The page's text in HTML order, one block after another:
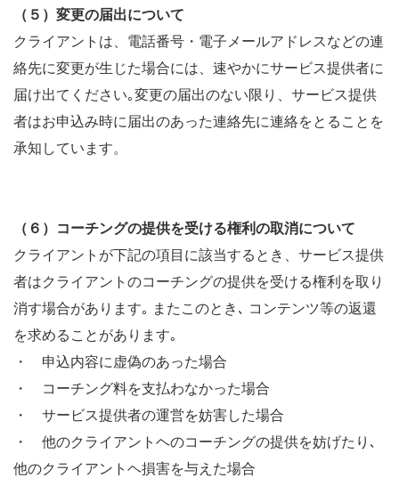
（５）変更の届出について
クライアントは、電話番号・電子メールアドレスなどの連
絡先に変更が生じた場合には、速やかにサービス提供者に
届け出てください｡変更の届出のない限り、サービス提供
者はお申込み時に届出のあった連絡先に連絡をとることを
承知しています。
（６）コーチングの提供を受ける権利の取消について
クライアントが下記の項目に該当するとき、サービス提供
者はクライアントのコーチングの提供を受ける権利を取り
消す場合があります｡ またこのとき､ コンテンツ等の返還
を求めることがあります｡
・ 申込内容に虚偽のあった場合
・ コーチング料を支払わなかった場合
・ サービス提供者の運営を妨害した場合
・ 他のクライアントヘのコーチングの提供を妨げたり､
他のクライアントヘ損害を与えた場合